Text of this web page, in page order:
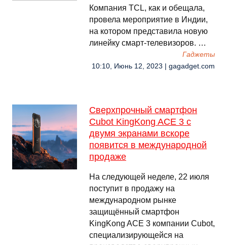
Компания TCL, как и обещала,
провела мероприятие в Индии,
на котором представила новую
линейку смарт-телевизоров. …
Гаджеты
10:10, Июнь 12, 2023 | gagadget.com
Сверхпрочный смартфон
Cubot KingKong ACE 3 с
двумя экранами вскоре
появится в международной
продаже
На следующей неделе, 22 июля
поступит в продажу на
международном рынке
защищённый смартфон
KingKong ACE 3 компании Cubot,
специализирующейся на